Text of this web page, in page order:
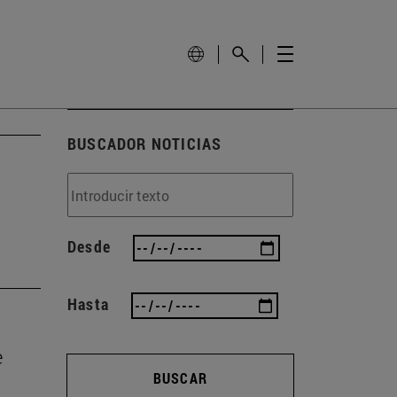
BUSCADOR NOTICIAS
Desde
Hasta
BUSCAR